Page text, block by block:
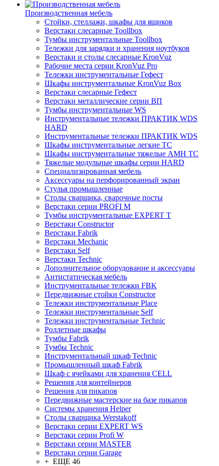
Производственная мебель
Стойки, стеллажи, шкафы для ящиков
Верстаки слесарные Toollbox
Тумбы инструментальные Toollbox
Тележки для зарядки и хранения ноутбуков
Верстаки и столы слесарные KronVuz
Рабочие места серии KronVuz Pro
Тележки инструментальные Гефест
Шкафы инструментальные KronVuz Box
Верстаки слесарные Гефест
Верстаки металлические серии ВП
Тумбы инструментальные WS
Инструментальные тележки ПРАКТИК WDS
HARD
Инструментальные тележки ПРАКТИК WDS
Шкафы инструментальные легкие ТС
Шкафы инструментальные тяжелые AMH TC
Тяжелые модульные шкафы серии HARD
Cпециализированная мебель
Аксессуары на перфорированный экран
Стулья промышленные
Столы сварщика, сварочные посты
Верстаки серии PROFI M
Тумбы инструментальные EXPERT T
Верстаки Constructor
Верстаки Fabrik
Верстаки Mechanic
Верстаки Self
Верстаки Technic
Дополнительное оборудование и аксессуары
Антистатическая мебель
Инструментальные тележки FBK
Передвижные стойки Constructor
Тележки инструментальные Place
Тележки инструментальные Self
Тележки инструментальные Technic
Роллетные шкафы
Тумбы Fabrik
Тумбы Technic
Инструментальный шкаф Technic
Промышленный шкаф Fabrik
Шкаф с ячейками для хранения CELL
Решения для контейнеров
Решения для пикапов
Передвижные мастерские на базе пикапов
Системы хранения Helper
Столы сварщика Werstakoff
Верстаки серии EXPERT WS
Верстаки серии Profi W
Верстаки серии MASTER
Верстаки серии Garage
+ ЕЩЕ 46